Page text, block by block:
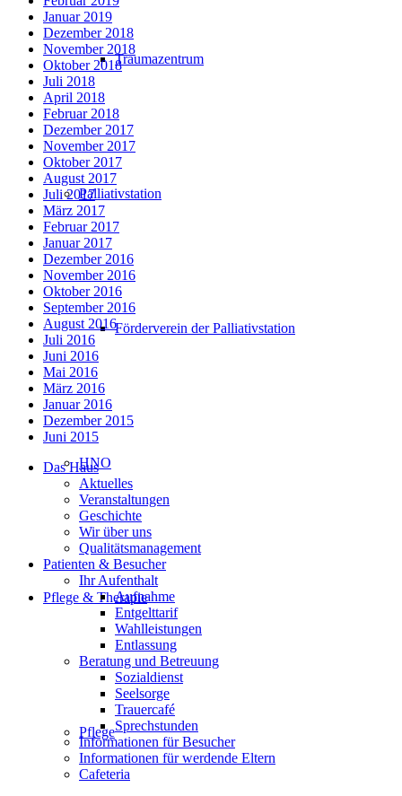
Traumazentrum
Palliativstation
Förderverein der Palliativstation
HNO
Pflege & Therapie
Pflege
Januar 2019
Dezember 2018
November 2018
Oktober 2018
Juli 2018
April 2018
Februar 2018
Dezember 2017
November 2017
Oktober 2017
August 2017
Juli 2017
März 2017
Februar 2017
Januar 2017
Dezember 2016
November 2016
Oktober 2016
September 2016
August 2016
Juli 2016
Juni 2016
Mai 2016
März 2016
Januar 2016
Dezember 2015
Juni 2015
Das Haus
Aktuelles
Veranstaltungen
Geschichte
Wir über uns
Qualitätsmanagement
Patienten & Besucher
Ihr Aufenthalt
Aufnahme
Entgelttarif
Wahlleistungen
Entlassung
Beratung und Betreuung
Sozialdienst
Seelsorge
Trauercafé
Sprechstunden
Informationen für Besucher
Informationen für werdende Eltern
Cafeteria